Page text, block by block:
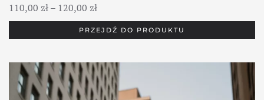
110,00 zł– 120,00 złZakres
cen:
od
do
120,00 zł
PRZEJDŹ DO PRODUKTU